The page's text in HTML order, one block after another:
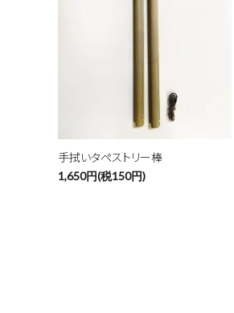
手拭いタペストリー棒
1,650円(税150円)